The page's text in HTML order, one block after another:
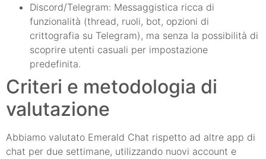
Discord/Telegram: Messaggistica ricca di
funzionalità (thread, ruoli, bot, opzioni di
crittografia su Telegram), ma senza la possibilità di
scoprire utenti casuali per impostazione
predefinita.
Criteri e metodologia di
valutazione
Abbiamo valutato Emerald Chat rispetto ad altre app di
chat per due settimane, utilizzando nuovi account e